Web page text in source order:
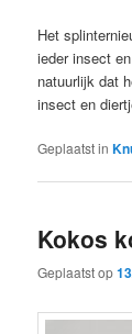
Het
ieder insect
natuurlijk dat
insect en
Geplaatst in
Kokos
Geplaatst op